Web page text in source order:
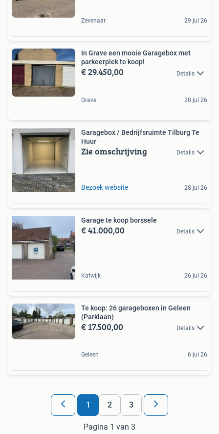
Zevenaar 29 jul 26
In Grave een mooie Garagebox met
parkeerplek te koop!
€ 29.450,00 Details
Grave 28 jul 26
Garagebox / Bedrijfsruimte Tilburg Te
Huur
Zie omschrijving Details
Bezoek website 28 jul 26
Garage te koop borssele
€ 41.000,00 Details
Katwijk 26 jul 26
Te koop: 26 garageboxen in Geleen
(Parklaan)
€ 17.500,00 Details
Geleen 6 jul 26
1 2 3
Pagina 1 van 3